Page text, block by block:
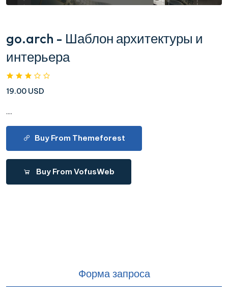
go.arch - Шаблон архитектуры и
интерьера
19.00 USD
....
Buy From Themeforest
Buy From VofusWeb
Форма запроса